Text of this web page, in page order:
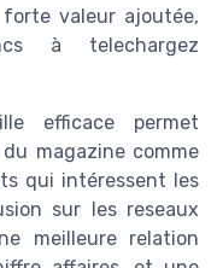
valeur ajoutée,
à telechargez
efficace permet
magazine comme
qui intéressent les
sur les reseaux
meilleure relation